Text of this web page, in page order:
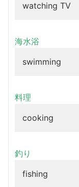
watching TV
海水浴
swimming
料理
cooking
釣り
fishing